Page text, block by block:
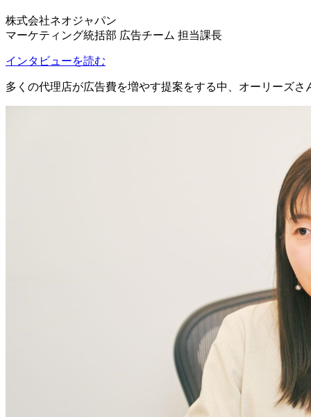
株式会社ネオジャパン
マーケティング統括部 広告チーム 担当課長
インタビューを読む
多くの代理店が広告費を増やす提案をする中、オーリーズ